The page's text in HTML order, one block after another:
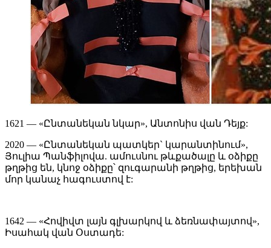
1621 — «Ընտանեկան նկար», Անտոնիս վան Դեյք:
2020 — «Ընտանեկան պատկեր` կարանտինում»,
Յուլիա Պանֆիլովա. ամուսնու թևքածալը և օձիքը
թղթից են, կնոջ օձիքը՝ զուգարանի թղթից, երեխան
մոր կանաչ հագուստով է:
1642 — «Հովիվտ լայն գլխարկով և ձեռնափայտով»,
Իսահակ վան Օստադե: